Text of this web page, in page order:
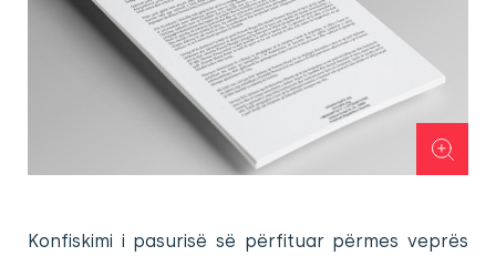
Konfiskimi i pasurisë së përfituar përmes veprës